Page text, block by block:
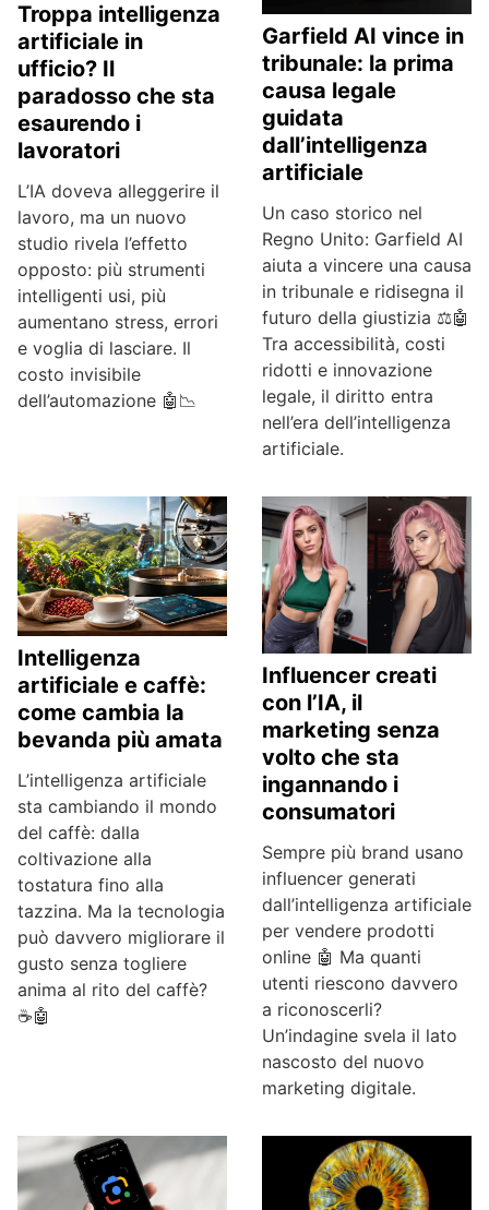
Troppa intelligenza
artificiale in
ufficio? Il
paradosso che sta
esaurendo i
lavoratori
L’IA doveva alleggerire il
lavoro, ma un nuovo
studio rivela l’effetto
opposto: più strumenti
intelligenti usi, più
aumentano stress, errori
e voglia di lasciare. Il
costo invisibile
dell’automazione 🤖📉
Garfield AI vince in
tribunale: la prima
causa legale
guidata
dall’intelligenza
artificiale
Un caso storico nel
Regno Unito: Garfield AI
aiuta a vincere una causa
in tribunale e ridisegna il
futuro della giustizia ⚖️🤖
Tra accessibilità, costi
ridotti e innovazione
legale, il diritto entra
nell’era dell’intelligenza
artificiale.
Intelligenza
artificiale e caffè:
come cambia la
bevanda più amata
L’intelligenza artificiale
sta cambiando il mondo
del caffè: dalla
coltivazione alla
tostatura fino alla
tazzina. Ma la tecnologia
può davvero migliorare il
gusto senza togliere
anima al rito del caffè?
☕🤖
Influencer creati
con l’IA, il
marketing senza
volto che sta
ingannando i
consumatori
Sempre più brand usano
influencer generati
dall’intelligenza artificiale
per vendere prodotti
online 🤖 Ma quanti
utenti riescono davvero
a riconoscerli?
Un’indagine svela il lato
nascosto del nuovo
marketing digitale.